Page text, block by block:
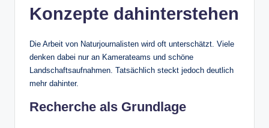
Konzepte dahinterstehen
Die Arbeit von Naturjournalisten wird oft unterschätzt. Viele
denken dabei nur an Kamerateams und schöne
Landschaftsaufnahmen. Tatsächlich steckt jedoch deutlich
mehr dahinter.
Recherche als Grundlage